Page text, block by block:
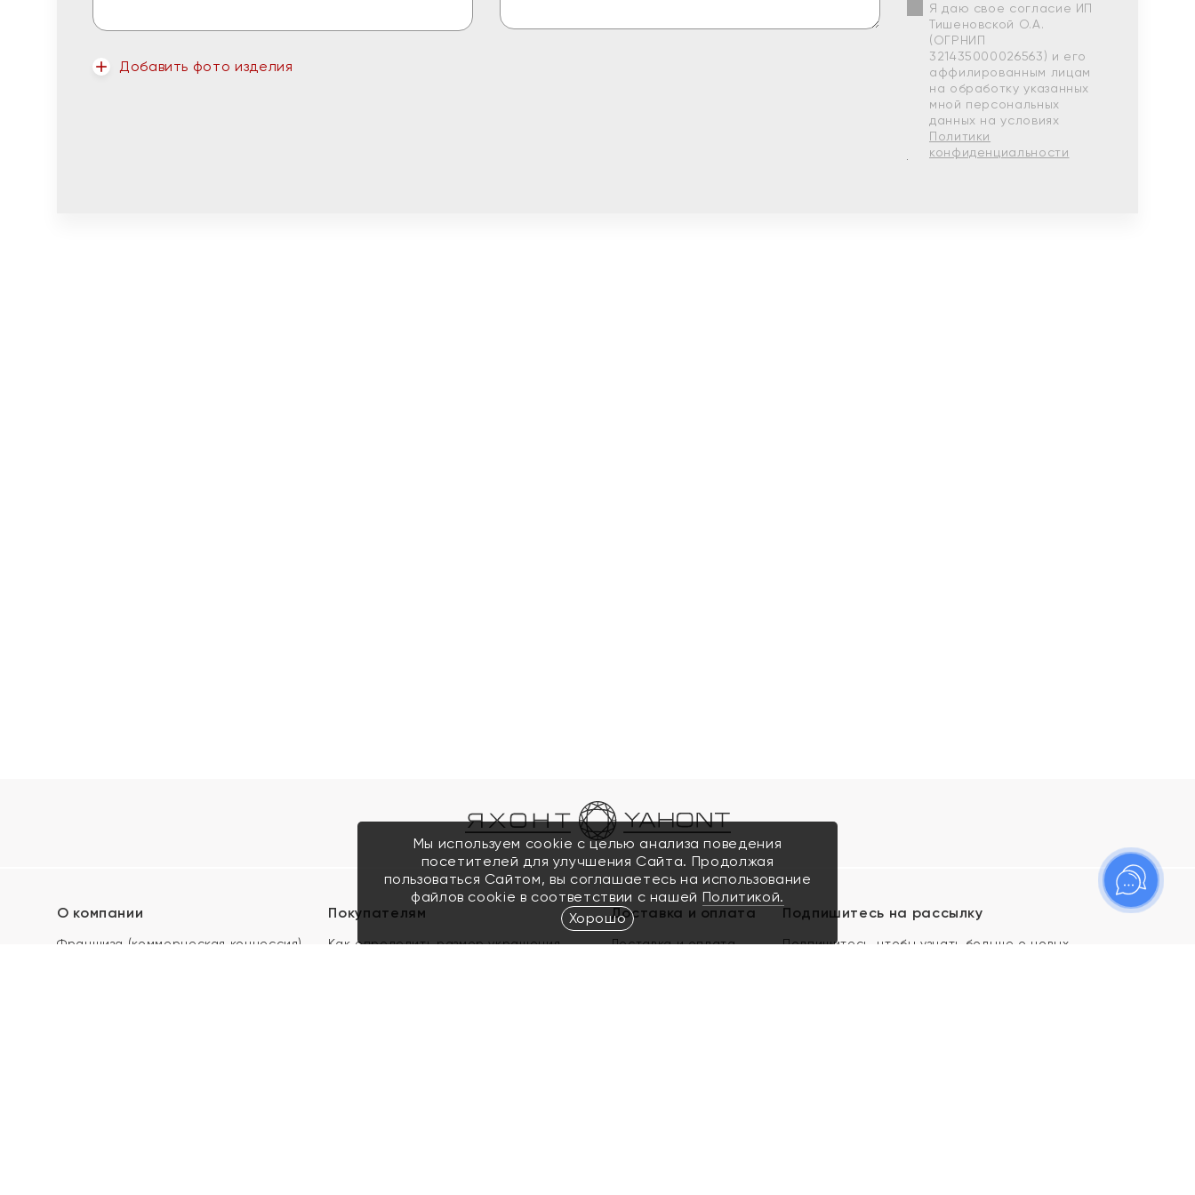
Добавить фото изделия
Я даю свое согласие ИП
Тишеновской О.А.
(ОГРНИП
321435000026563) и его
аффилированным лицам
на обработку указанных
мной персональных
данных на условиях
Политики
конфиденциальности
О компании
Франшиза (коммерческая концессия)
Покупателям
Как определить размер украшения
Доставка и оплата
Доставка и оплата
Подпишитесь на рассылку
Подпишитесь, чтобы узнать больше о новых
Мы используем cookie с целью анализа поведения
посетителей для улучшения Сайта. Продолжая
пользоваться Сайтом, вы соглашаетесь на использование
файлов cookie в соответствии с нашей Политикой.
Хорошо